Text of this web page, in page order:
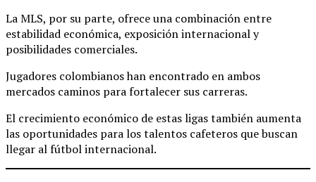
La MLS, por su parte, ofrece una combinación entre
estabilidad económica, exposición internacional y
posibilidades comerciales.
Jugadores colombianos han encontrado en ambos
mercados caminos para fortalecer sus carreras.
El crecimiento económico de estas ligas también aumenta
las oportunidades para los talentos cafeteros que buscan
llegar al fútbol internacional.